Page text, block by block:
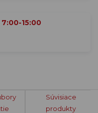
15:00
Súvisiace
produkty